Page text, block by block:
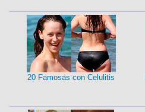
20 Famosas con Celulitis